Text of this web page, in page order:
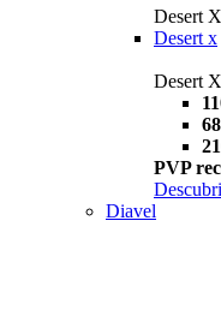
Desert X
Desert x
Desert X
PVP
Diavel